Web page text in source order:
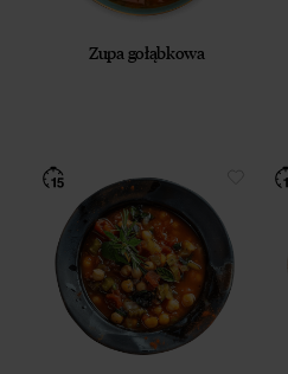
Zupa gołąbkowa